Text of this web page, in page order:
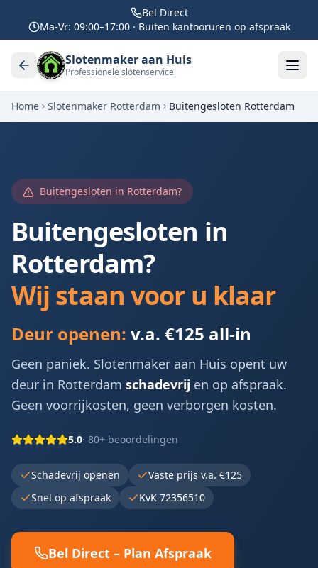
Bel Direct
Ma-Vr: 09:00–17:00 · Buiten kantooruren op afspraak
Slotenmaker aan Huis
Professionele slotenservice
Home Slotenmaker Rotterdam Buitengesloten Rotterdam
Buitengesloten in Rotterdam?
Buitengesloten in
Rotterdam?
Wij staan voor u klaar
Deur openen: v.a. €125 all-in
Geen paniek. Slotenmaker aan Huis opent uw
deur in Rotterdam schadevrij en op afspraak.
Geen voorrijkosten, geen verborgen kosten.
5.0· 80+ beoordelingen
Schadevrij openen
Vaste prijs v.a. €125
Snel op afspraak
KvK 72356510
Bel Direct – Plan Afspraak